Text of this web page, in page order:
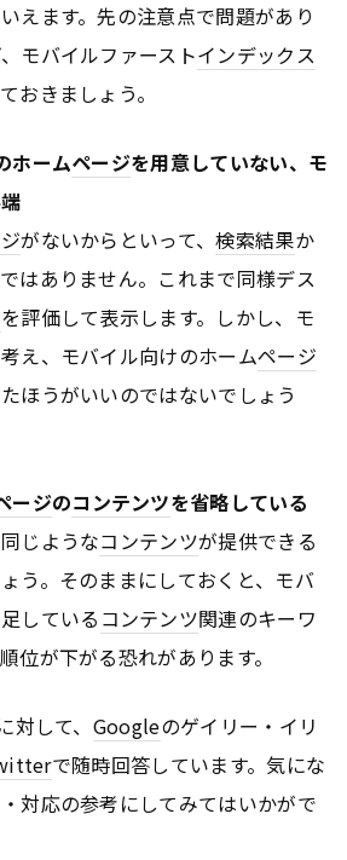
えます。先の注意点で問題があり
モバイルファーストインデックス
おきましょう。
ホームページを用意していない、モ
がないからといって、検索結果か
はありません。これまで同様デス
を評価して表示します。しかし、モ
え、モバイル向けのホームページ
ほうがいいのではないでしょう
ージのコンテンツを省略している
じようなコンテンツが提供できる
う。そのままにしておくと、モバ
している コンテンツ関連のキーワ
位が下がる恐れがあります。
して、 Googleのゲイリー・イリ
で随時回答しています。気にな
対応の参考にしてみてはいかがで